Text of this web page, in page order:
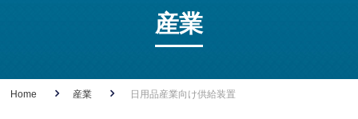
産業
Home 産業 日用品産業向け供給装置